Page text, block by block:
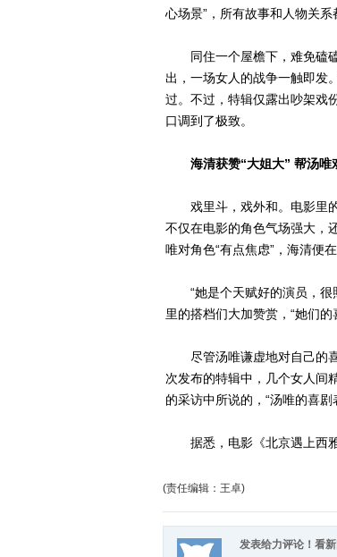
心场景”，所有故事和人物关系
同住一个屋檐下，难免磕磕
出，一场女人的战争一触即发
过。不过，特辑仅露出吵架戏
口调到了极致。
海清获赞“大姐大” 帮汤唯
戏里斗，戏外和。电影里的
不仅在电影的角色气场强大，
唯对角色“有点焦虑”，海清便
“她是个天赋好的演员，很
里的搭档们大加赞赏，“她们
尽管汤唯谦虚地对自己的喜
次发布的特辑中，几个女人间
的采访中所说的，“汤唯的喜
据悉，电影《北京遇上西雅
(责任编辑：王卓)
发表给力评论！看新